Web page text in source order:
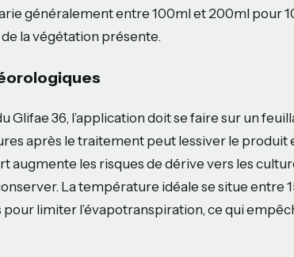
généralement entre 100ml et 200ml pour
la végétation présente.
Glifae 36, l’application doit se faire sur un
après le traitement peut lessiver le produit
augmente les risques de dérive vers les
La température idéale se situe entre
limiter l’évapotranspiration, ce qui